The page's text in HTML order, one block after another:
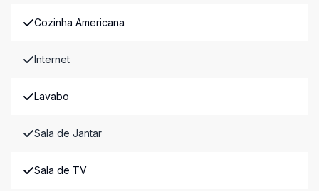
Cozinha Americana
Internet
Lavabo
Sala de Jantar
Sala de TV